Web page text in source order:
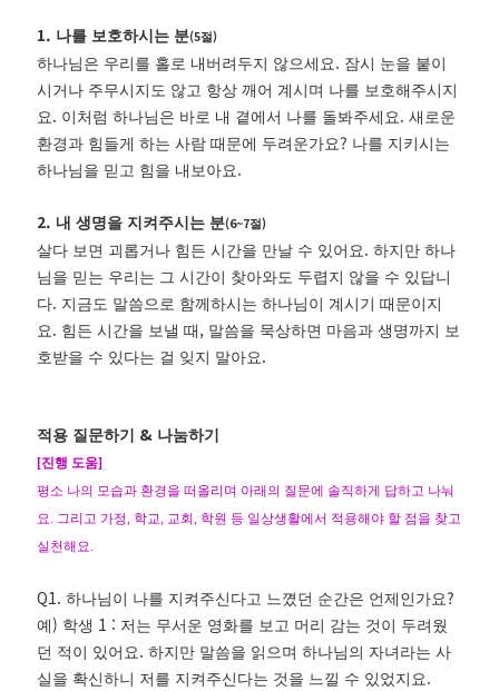
1. 나를 보호하시는 분(5절 )
하나님은 우리를 홀로 내버려두지 않으세요 . 잠시 눈을 붙이
시거나 주무시지도 않고 항상 깨어 계시며 나를 보호해주시지
요 . 이처럼 하나님은 바로 내 곁에서 나를 돌봐주세요 .새로운
환경과 힘들게 하는 사람 때문에 두려운가요? 나를 지키시는
하나님을 믿고 힘을 내보아요 .
2. 내 생명을 지켜주시는 분(6~7절 )
살다 보면 괴롭거나 힘든 시간을 만날 수 있어요 .하지만 하나
님을 믿는 우리는 그 시간이 찾아와도 두렵지 않을 수 있답니
다. 지금도 말씀으로 함께하시는 하나님이 계시기 때문이지
요 . 힘든 시간을 보낼 때 , 말씀을 묵상하면 마음과 생명까지 보
호받을 수 있다는 걸 잊지 말아요 .
적용 질문하기 & 나눔하기
[진행 도움]
평소 나의 모습과 환경을 떠올리며 아래의 질문에 솔직하게 답하고 나눠
요
그리고 가정 학교 교회 학원 등 일상생활에서 적용해야 할 점을 찾고
실천해요
Q1. 하나님이 나를 지켜주신다고 느꼈던 순간은 언제인가요?
예) 학생 1 : 저는 무서운 영화를 보고 머리 감는 것이 두려웠
던 적이 있어요 .하지만 말씀을 읽으며 하나님의 자녀라는 사
실을 확신하니 저를 지켜주신다는 것을 느낄 수 있었지요 .